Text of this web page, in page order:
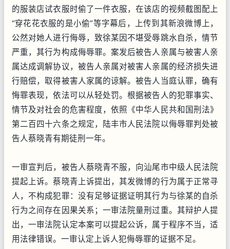
的服装店试衣服时偷了一件衣服，在该店的视频截图配上
“穿花花衣服的是小偷”等字幕后，上传到其新浪微博上，
公然对她人进行侮辱，致徐某因不堪受辱跳水自杀，情节
严重，其行为构成侮辱罪。案发后被告人亲属与被害人亲
属达成调解协议，被告人亲属对被害人亲属的经济损失进
行赔偿，取得被害人家属的谅解。被告人当庭认罪，确有
悔罪表现，依法可以从轻处罚。根据被告人的犯罪事实、
情节及对社会的危害程度，依照《中华人民共和国刑法》
第二百四十六条之规定，陆丰市人民法院以侮辱罪判处被
告人蔡晓青有期徒刑一年。
一审宣判后，被告人蔡晓青不服，向汕尾市中级人民法院
提起上诉。蔡晓青上诉提出，其发微博的行为属于正常寻
人，不构成犯罪：没有足够证据证明其行为与徐某的自杀
行为之间存在因果关系；一审法院量刑过重。其辩护人提
出，一审法院认定本案可以提起公诉，属于程序不当，适
用法律错误。一审认定上诉人犯侮辱罪的证据不足。